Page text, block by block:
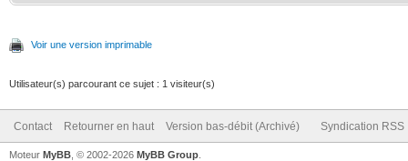
Voir une version imprimable
Utilisateur(s) parcourant ce sujet : 1 visiteur(s)
Contact Retourner en haut Version bas-débit (Archivé) Syndication RSS
Moteur MyBB , © 2002-2026 MyBB Group